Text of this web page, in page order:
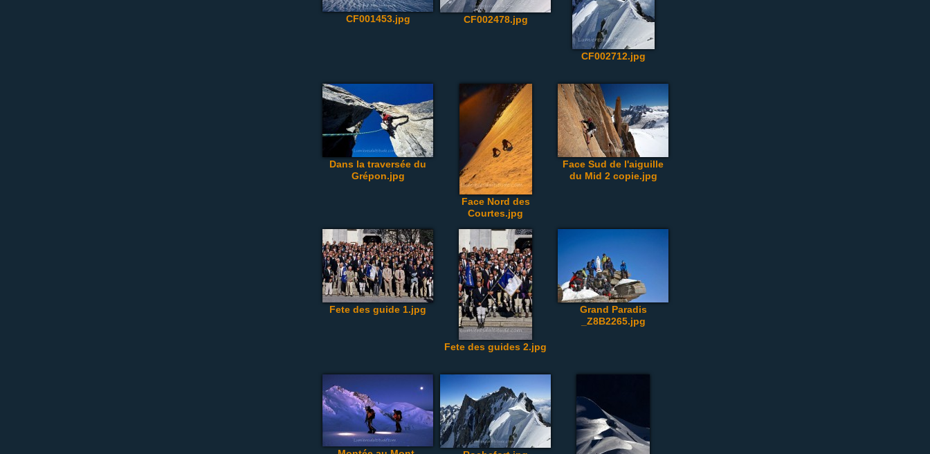
CF001453.jpg CF002478.jpg
CF002712.jpg
Dans la traversée du
Grépon.jpg
Face Nord des
Courtes.jpg
Face Sud de l'aiguille
du Mid 2 copie.jpg
Fete des guide 1.jpg
Fete des guides 2.jpg
Grand Paradis
_Z8B2265.jpg